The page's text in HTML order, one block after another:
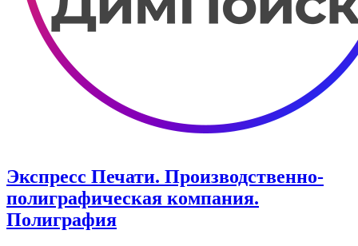
Экспресс Печати. ​Производственно-
полиграфическая компания.
Полиграфия